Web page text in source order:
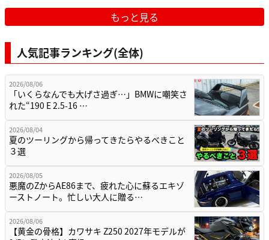
もっと見る
人気記事ランキング(全体)
2026/08/06
「いくらなんでも大げさ過ぎ…」BMWに嘲笑さ
れた“190 E 2.5-16 …
2026/08/04
夏のツーリングから帰ってきたらやるべきこと
３選
2026/08/05
悪魔のZからAE86まで、疲れた心に蘇るエキゾ
ーストノート。忙しい大人に贈る…
2026/08/06
【黄金の骨格】カワサキ Z250 2027年モデルが